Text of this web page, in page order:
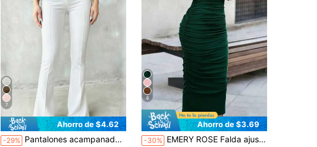
7
Ahorro de $4.62
-29% Pantalones acampanados de cintura alta negros para mujer, detalle de costura frontal, cierre con botón, tela elástica, por favor use ropa interior color nude blanco
6
Ahorro de $3.69
-30% EMERY ROSE Falda ajustada sexy de unicolor con pliegues para mujer, adecuada para uso diario y citas